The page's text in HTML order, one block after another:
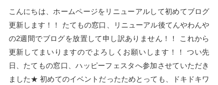
こんにちは、ホームページをリニューアルして初めてブログ
更新します！！ たてもの窓口、リニューアル後てんやわんや
の2週間でブログを放置して申し訳ありません！！ これから
更新してまいりますのでよろしくお願いします！！ つい先
日、たてもの窓口、ハッピーフェスタへ参加させていただき
ました★ 初めてのイベントだったためとっても、ドキドキワ